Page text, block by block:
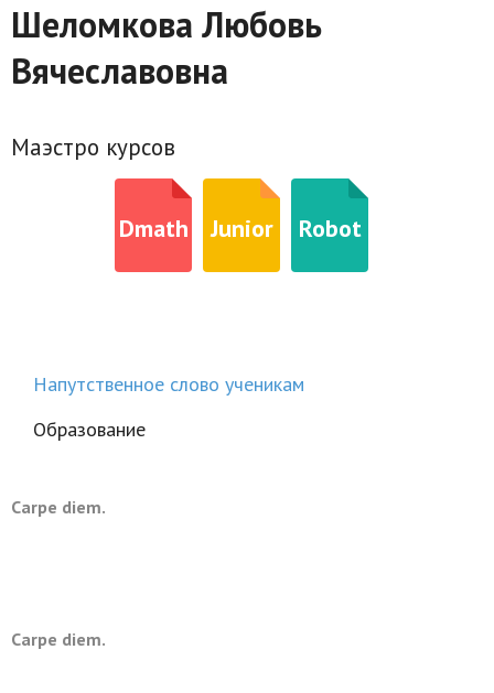
Шеломкова Любовь
Вячеславовна
Маэстро курсов
Dmath Junior Robot
Напутственное слово ученикам
Образование
Carpe diem.
Carpe diem.
размер текста